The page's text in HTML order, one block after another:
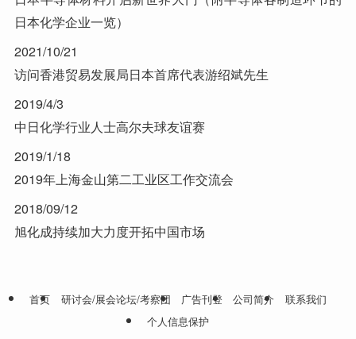
日本化学企业一览）
2021/10/21
访问香港贸易发展局日本首席代表游绍斌先生
2019/4/3
中日化学行业人士高尔夫球友谊赛
2019/1/18
2019年上海金山第二工业区工作交流会
2018/09/12
旭化成持续加大力度开拓中国市场
首页 研讨会/展会论坛/考察团 广告刊登 公司简介
联系我们
个人信息保护